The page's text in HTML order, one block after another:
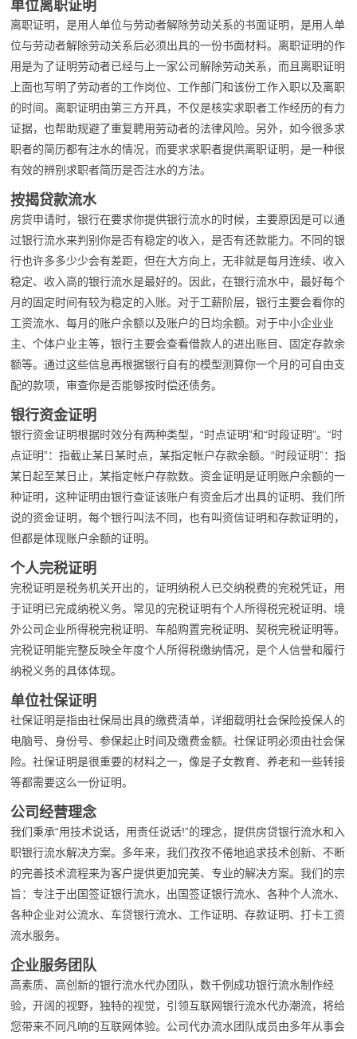
单位离职证明
离职证明，是用人单位与劳动者解除劳动关系的书面证明，是用人单
位与劳动者解除劳动关系后必须出具的一份书面材料。离职证明的作
用是为了证明劳动者已经与上一家公司解除劳动关系，而且离职证明
上面也写明了劳动者的工作岗位、工作部门和该份工作入职以及离职
的时间。离职证明由第三方开具，不仅是核实求职者工作经历的有力
证据，也帮助规避了重复聘用劳动者的法律风险。另外，如今很多求
职者的简历都有注水的情况，而要求求职者提供离职证明，是一种很
有效的辨别求职者简历是否注水的方法。
按揭贷款流水
房贷申请时，银行在要求你提供银行流水的时候，主要原因是可以通
过银行流水来判别你是否有稳定的收入，是否有还款能力。不同的银
行也许多多少少会有差距，但在大方向上，无非就是每月连续、收入
稳定、收入高的银行流水是最好的。因此，在银行流水中，最好每个
月的固定时间有较为稳定的入账。对于工薪阶层，银行主要会看你的
工资流水、每月的账户余额以及账户的日均余额。对于中小企业业
主、个体户业主等，银行主要会查看借款人的进出账目、固定存款余
额等。通过这些信息再根据银行自有的模型测算你一个月的可自由支
配的款项，审查你是否能够按时偿还债务。
银行资金证明
银行资金证明根据时效分有两种类型，“时点证明”和“时段证明”。“时
点证明”：指截止某日某时点，某指定帐户存款余额。“时段证明”：指
某日起至某日止，某指定帐户存款数。资金证明是证明账户余额的一
种证明，这种证明由银行查证该账户有资金后才出具的证明、我们所
说的资金证明，每个银行叫法不同，也有叫资信证明和存款证明的，
但都是体现账户余额的证明。
个人完税证明
完税证明是税务机关开出的，证明纳税人已交纳税费的完税凭证，用
于证明已完成纳税义务。常见的完税证明有个人所得税完税证明、境
外公司企业所得税完税证明、车船购置完税证明、契税完税证明等。
完税证明能完整反映全年度个人所得税缴纳情况，是个人信誉和履行
纳税义务的具体体现。
单位社保证明
社保证明是指由社保局出具的缴费清单，详细载明社会保险投保人的
电脑号、身份号、参保起止时间及缴费金额。社保证明必须由社会保
险。社保证明是很重要的材料之一，像是子女教育、养老和一些转接
等都需要这么一份证明。
公司经营理念
我们秉承“用技术说话，用责任说话!”的理念，提供房贷银行流水和入
职银行流水解决方案。多年来，我们孜孜不倦地追求技术创新、不断
的完善技术流程来为客户提供更加完美、专业的解决方案。我们的宗
旨：专注于出国签证银行流水，出国签证银行流水、各种个人流水、
各种企业对公流水、车贷银行流水、工作证明、存款证明、打卡工资
流水服务。
企业服务团队
高素质、高创新的银行流水代办团队，数千例成功银行流水制作经
验，开阔的视野，独特的视觉，引领互联网银行流水代办潮流，将给
您带来不同凡响的互联网体验。公司代办流水团队成员由多年从事会